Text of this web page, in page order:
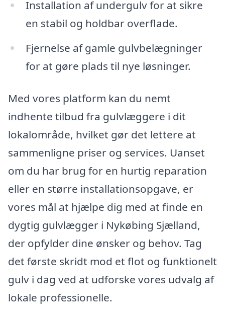
Installation af undergulv for at sikre
en stabil og holdbar overflade.
Fjernelse af gamle gulvbelægninger
for at gøre plads til nye løsninger.
Med vores platform kan du nemt
indhente tilbud fra gulvlæggere i dit
lokalområde, hvilket gør det lettere at
sammenligne priser og services. Uanset
om du har brug for en hurtig reparation
eller en større installationsopgave, er
vores mål at hjælpe dig med at finde en
dygtig gulvlægger i Nykøbing Sjælland,
der opfylder dine ønsker og behov. Tag
det første skridt mod et flot og funktionelt
gulv i dag ved at udforske vores udvalg af
lokale professionelle.